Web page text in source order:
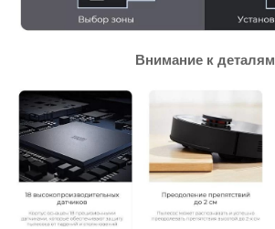
Внимание к деталям